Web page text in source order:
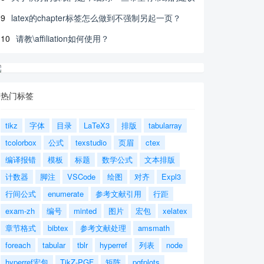
9 latex的chapter标签怎么做到不强制另起一页？
10 请教\affiliation如何使用？
热门标签
tikz 字体 目录 LaTeX3 排版
tabularray
tcolorbox
公式 texstudio 页眉
ctex
编译报错
模板 标题 数学公式
文本排版
计数器
脚注 VSCode 绘图 对齐
Expl3
行间公式
enumerate 参考文献引用
行距
exam-zh
编号 minted 图片 宏包
xelatex
章节格式
bibtex 参考文献处理
amsmath
foreach
tabular tblr hyperref 列表
node